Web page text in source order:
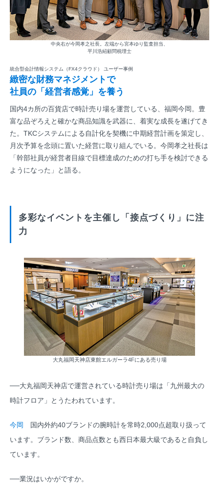
中央右が今岡孝之社長。左端から宮本ゆり監査担当、
平川浩紹顧問税理士
統合型会計情報システム（FX4クラウド） ユーザー事例
緻密な財務マネジメントで
社員の「経営者感覚」を養う
国内4カ所の百貨店で時計売り場を運営している、福岡今岡。豊
富な品ぞろえと確かな商品知識を武器に、着実な成長を遂げてき
た。TKCシステムによる自計化を契機に中期経営計画を策定し、
月次予算を念頭に置いた経営に取り組んでいる。今岡孝之社長は
「幹部社員が経営者目線で目標達成のための打ち手を検討できる
ようになった」と語る。
多彩なイベントを主催し「接点づくり」に注
力
大丸福岡天神店東館エルガーラ4Fにある売り場
──大丸福岡天神店で運営されている時計売り場は「九州最大の
時計フロア」とうたわれています。
今岡
国内外約40ブランドの腕時計を常時2,000点超取り扱って
います。ブランド数、商品点数とも西日本最大級であると自負し
ています。
──業況はいかがですか。